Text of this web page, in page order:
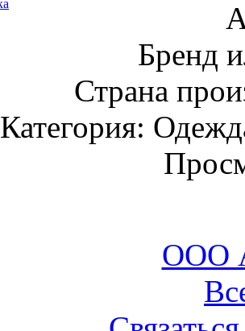
Бренд
Страна
Категория:
ООО